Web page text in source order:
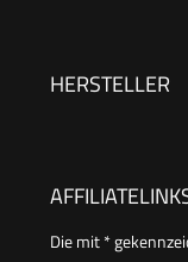
Knethaken/
HERSTELLER
Die mit *